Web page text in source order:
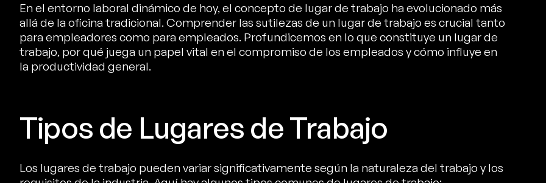
En el entorno laboral dinámico de hoy, el concepto de lugar de trabajo ha evolucionado más
allá de la oficina tradicional. Comprender las sutilezas de un lugar de trabajo es crucial tanto
para empleadores como para empleados. Profundicemos en lo que constituye un lugar de
trabajo, por qué juega un papel vital en el compromiso de los empleados y cómo influye en
la productividad general.
Tipos de Lugares de Trabajo
Los lugares de trabajo pueden variar significativamente según la naturaleza del trabajo y los